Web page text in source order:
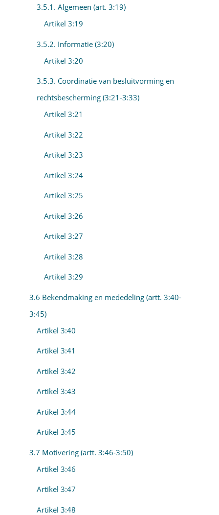
3.5.1. Algemeen (art. 3:19)
Artikel 3:19
3.5.2. Informatie (3:20)
Artikel 3:20
3.5.3. Coordinatie van besluitvorming en
rechtsbescherming (3:21-3:33)
Artikel 3:21
Artikel 3:22
Artikel 3:23
Artikel 3:24
Artikel 3:25
Artikel 3:26
Artikel 3:27
Artikel 3:28
Artikel 3:29
3.6 Bekendmaking en mededeling (artt. 3:40-
3:45)
Artikel 3:40
Artikel 3:41
Artikel 3:42
Artikel 3:43
Artikel 3:44
Artikel 3:45
3.7 Motivering (artt. 3:46-3:50)
Artikel 3:46
Artikel 3:47
Artikel 3:48